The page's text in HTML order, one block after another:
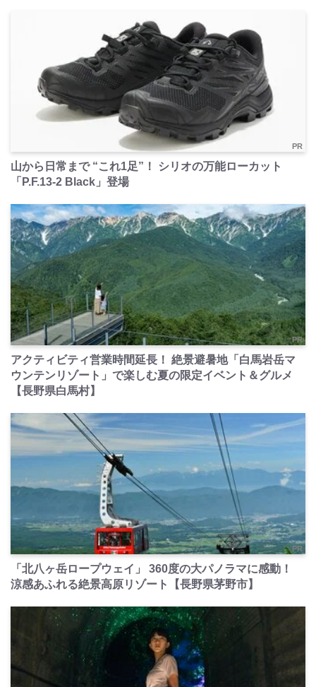
PR
山から日常まで “これ1足”！ シリオの万能ローカット
「P.F.13-2 Black」登場
PR
アクティビティ営業時間延長！ 絶景避暑地「白馬岩岳マ
ウンテンリゾート」で楽しむ夏の限定イベント＆グルメ
【長野県白馬村】
PR
「北八ヶ岳ロープウェイ」 360度の大パノラマに感動！
涼感あふれる絶景高原リゾート【長野県茅野市】